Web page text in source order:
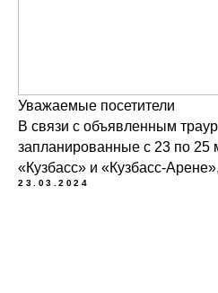
Уважаемые посетители
В связи с объявленным
запланированные с 23 по
«Кузбасс» и «Кузбасс-
23.03.2024